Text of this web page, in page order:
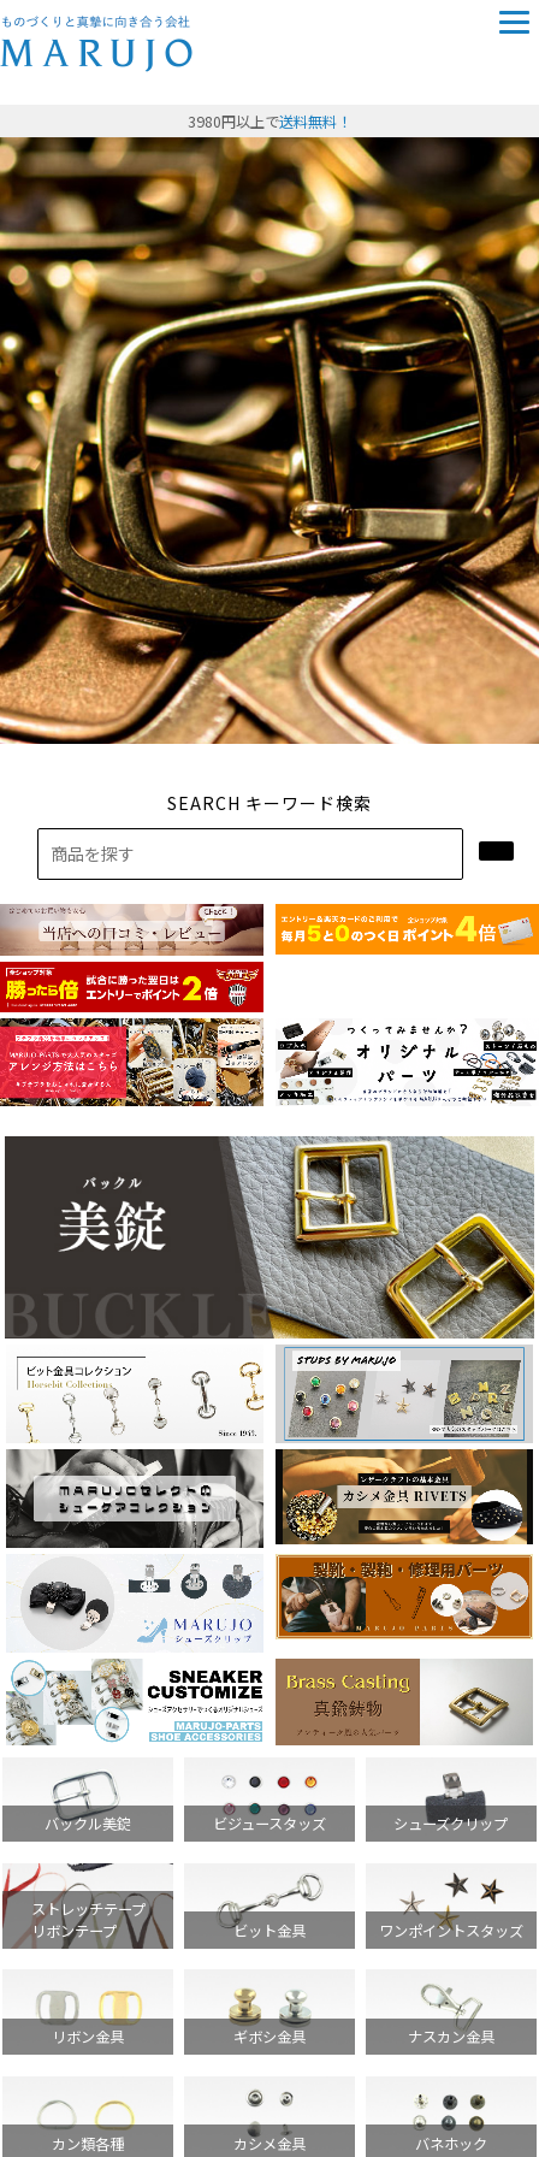
3980円以上で送料無料！
SEARCH キーワード検索
バックル美錠 ビジュースタッズ シューズクリップ
ストレッチテープ
リボンテープ
ビット金具 ワンポイントスタッズ
リボン金具 ギボシ金具 ナスカン金具
カン類各種 カシメ金具 バネホック